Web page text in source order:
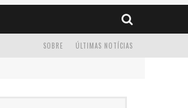
ÚLTIMAS NOTÍCIAS
SOBRE